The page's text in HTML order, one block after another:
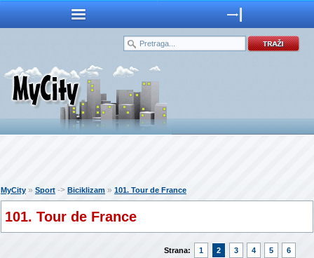
MyCity » Sport -> Biciklizam » 101. Tour de France
101. Tour de France
Strana: 1 2 3 4 5 6